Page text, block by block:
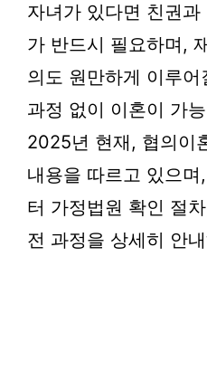
자녀가 있다면 친권
가 반드시 필요하며,
의도 원만하게 이루
과정 없이 이혼이 가
2025년 현재, 협의이
내용을 따르고 있으
터 가정법원 확인 절
전 과정을 상세히 안